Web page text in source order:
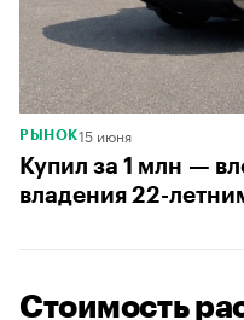
РЫНОК15 июня
Купил за 1 млн —
владения 22-
Стоимость